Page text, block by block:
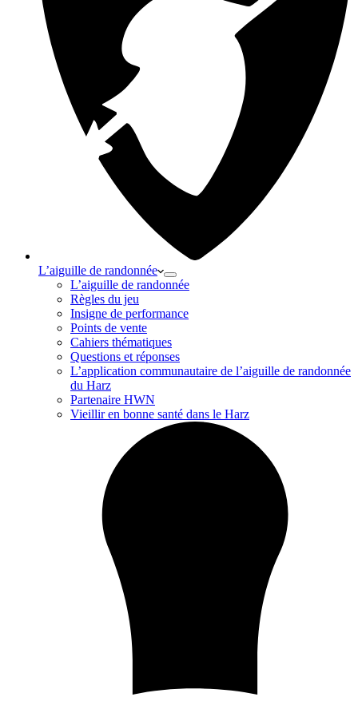
L’aiguille de randonnée
L’aiguille de randonnée
Règles du jeu
Insigne de performance
Points de vente
Cahiers thématiques
Questions et réponses
L’application communautaire de l’aiguille de randonnée
du Harz
Partenaire HWN
Vieillir en bonne santé dans le Harz